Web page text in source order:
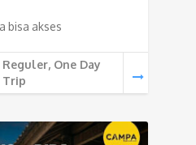
bisa akses
Reguler, One Day
Trip